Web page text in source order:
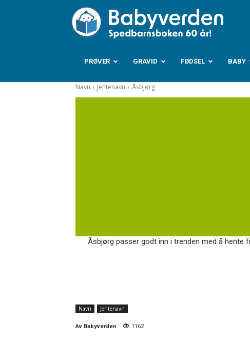
PRØVER GRAVID FØDSEL BABY
Navn Jentenavn Åsbjørg
Åsbjørg passer godt inn i trenden med å hente
Navn Jentenavn
Av Babyverden 1162